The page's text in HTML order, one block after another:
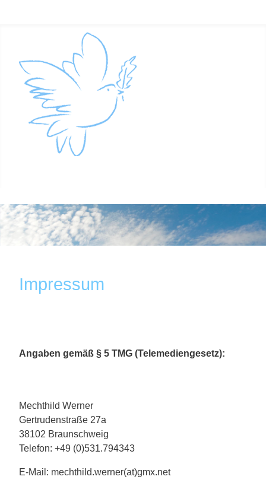
Impressum
Angaben gemäß § 5 TMG (Telemediengesetz):
Mechthild Werner
Gertrudenstraße 27a
38102 Braunschweig
Telefon: +49 (0)531.794343
E-Mail: mechthild.werner(at)gmx.net